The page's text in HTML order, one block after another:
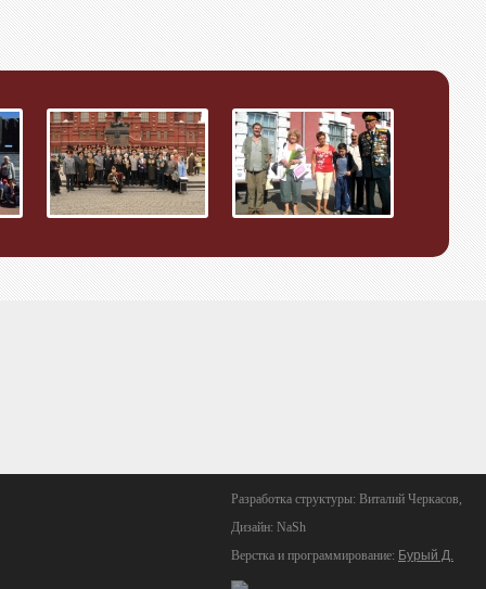
Разработка структуры: Виталий Черкасов,
Дизайн: NaSh
Верстка и программирование: Бурый Д.